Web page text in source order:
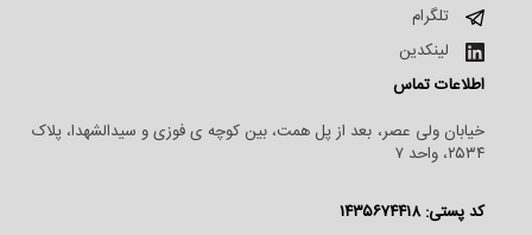
تلگرام
لینکدین
اطلاعات تماس
خیابان ولی عصر، بعد از پل همت، بین کوچه ی فوزی و سیدالشهدا، پلاک
۲۵۳۴، واحد ۷
کد پستی: ۱۴۳۵۶۷۴۴۱۸